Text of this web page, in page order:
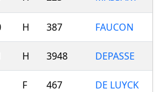
H 387 FAUCON
H 3948 DEPASSE
F 467 DE LUYCK